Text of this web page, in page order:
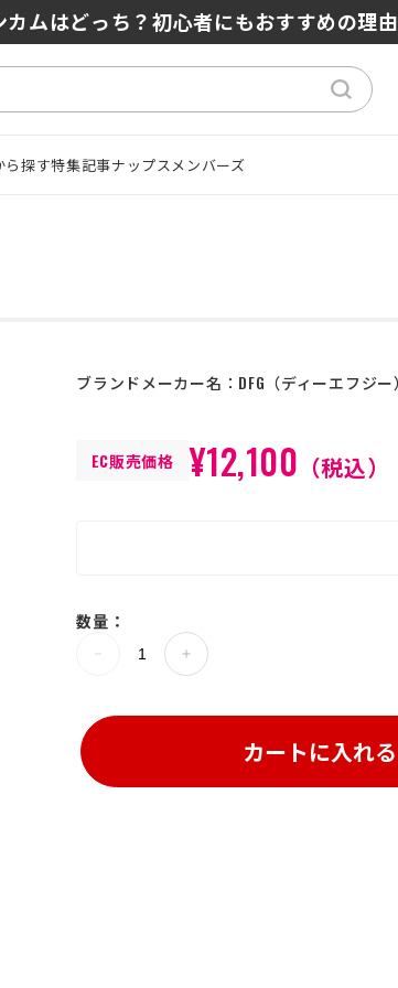
カムはどっち？初心者にもおすすめの理由
ら探す特集記事ナップスメンバーズ
ブランドメーカー名： DFG ディーエフジー
EC販売価格 ¥12,100 （税込）
数量：
カートに入れる